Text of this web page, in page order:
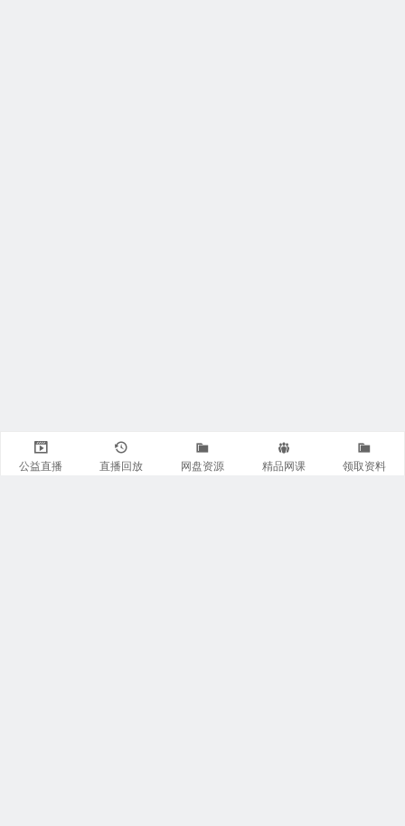
公益直播 直播回放 网盘资源 精品网课 领取资料